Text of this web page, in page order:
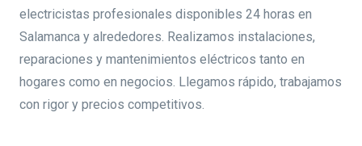
electricistas profesionales disponibles 24 horas en
Salamanca y alrededores. Realizamos instalaciones,
reparaciones y mantenimientos eléctricos tanto en
hogares como en negocios. Llegamos rápido, trabajamos
con rigor y precios competitivos.